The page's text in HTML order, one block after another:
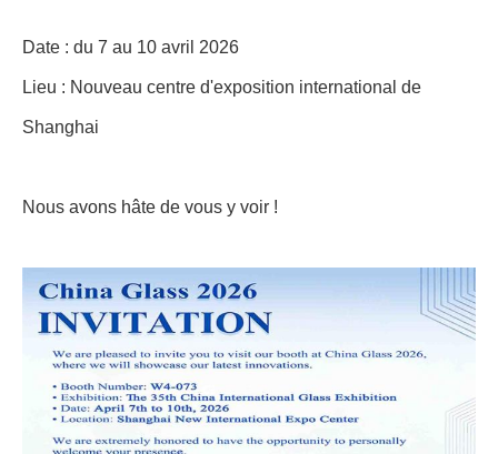
Date : du 7 au 10 avril 2026
Lieu : Nouveau centre d'exposition international de
Shanghai
Nous avons hâte de vous y voir !